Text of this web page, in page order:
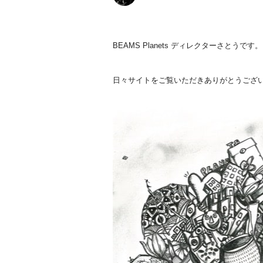
BEAMS Planets ディレクターさとうです。
日々サイトをご覧いただきありがとうござ